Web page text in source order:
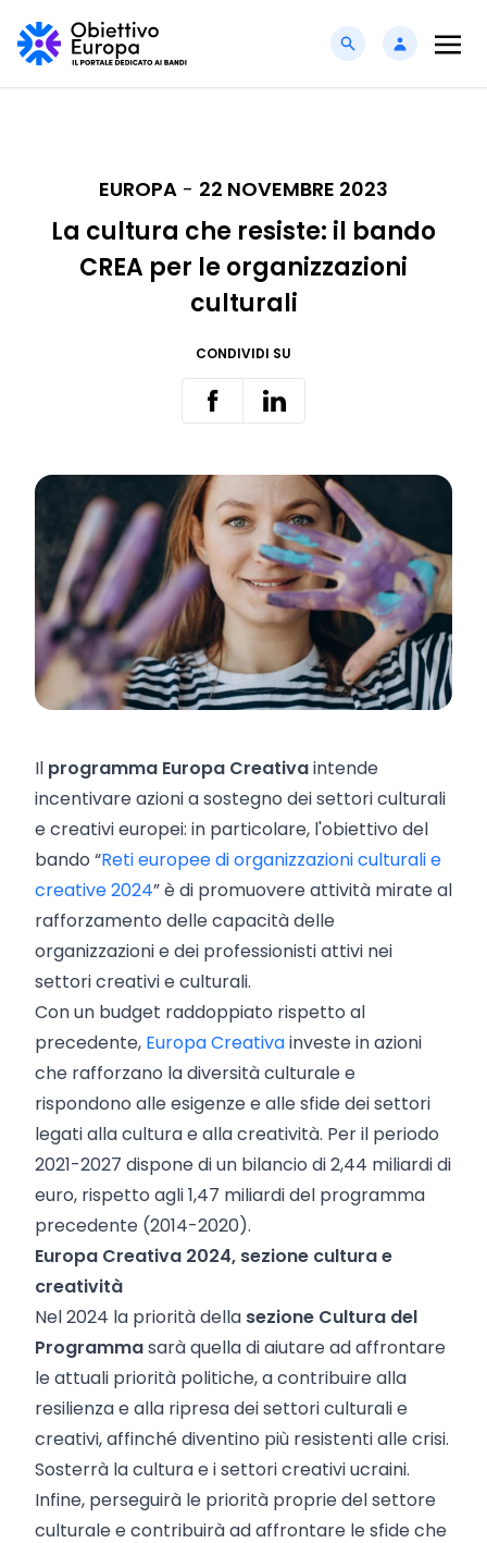
EUROPA - 22 NOVEMBRE 2023
La cultura che resiste: il bando
CREA per le organizzazioni
culturali
CONDIVIDI SU
Il programma Europa Creativaintende
incentivare azioni a sostegno dei settori culturali
e creativi europei: in particolare, l'obiettivo del
bando “Reti europee di organizzazioni culturali e
creative 2024” è di promuovere attività mirate al
rafforzamento delle capacità delle
organizzazioni e dei professionisti attivi nei
settori creativi e culturali.
Con un budget raddoppiato rispetto al
precedente, Europa Creativainveste in azioni
che rafforzano la diversità culturale e
rispondono alle esigenze e alle sfide dei settori
legati alla cultura e alla creatività. Per il periodo
2021-2027 dispone di un bilancio di 2,44 miliardi di
euro, rispetto agli 1,47 miliardi del programma
precedente (2014-2020).
Europa Creativa 2024, sezione cultura e
creatività
Nel 2024 la priorità della sezione Cultura del
Programmasarà quella di aiutare ad affrontare
le attuali priorità politiche, a contribuire alla
resilienza e alla ripresa dei settori culturali e
creativi, affinché diventino più resistenti alle crisi.
Sosterrà la cultura e i settori creativi ucraini.
Infine, perseguirà le priorità proprie del settore
culturale e contribuirà ad affrontare le sfide che